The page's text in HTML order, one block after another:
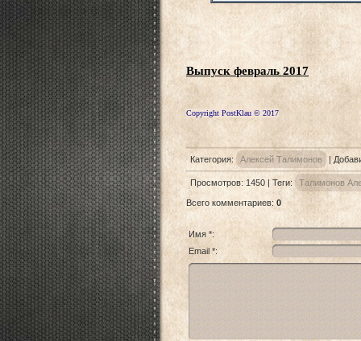
Выпуск февраль 2017
Copyright PostKlau © 2017
Категория: Алексей Талимонов |
Просмотров: 1450 | Теги: Талимонов
Всего комментариев: 0
Имя *:
Email *: